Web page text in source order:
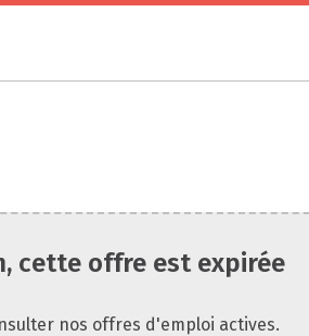
cette offre est expirée
nos offres d'emploi actives.